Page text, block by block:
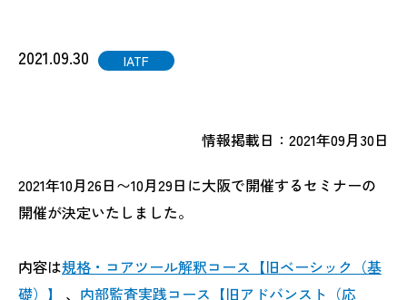
2021.09.30 IATF
情報掲載日：2021年09月30日
2021年10月26日〜10月29日に大阪で開催するセミナーの
開催が決定いたしました。
内容は規格・コアツール解釈コース【旧ベーシック（基
礎）】
、 内部監査実践コース【旧アドバンスト（応